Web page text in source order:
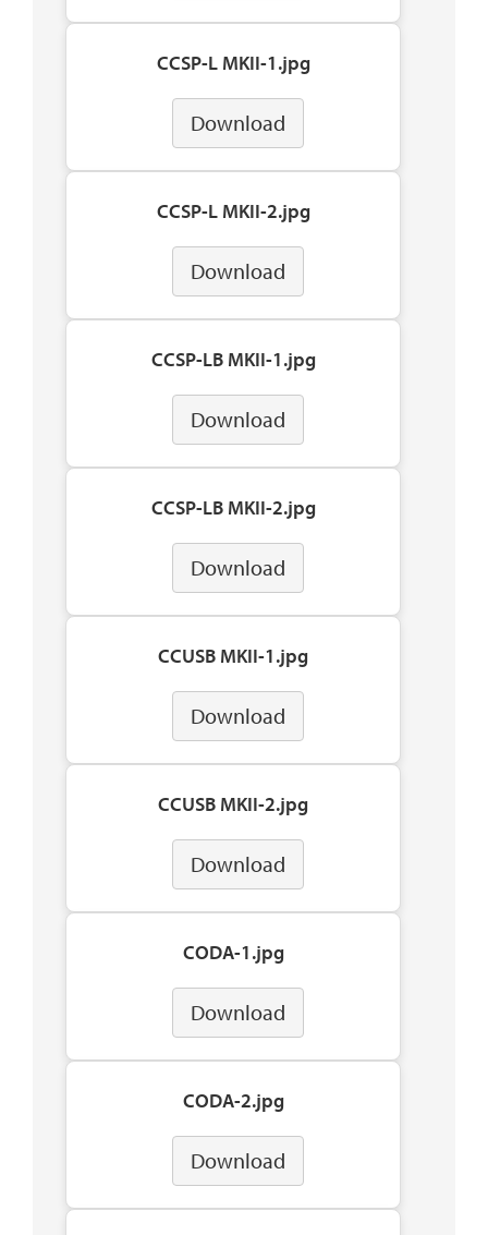
CCSP-L MKII-1.jpg
Download
CCSP-L MKII-2.jpg
Download
CCSP-LB MKII-1.jpg
Download
CCSP-LB MKII-2.jpg
Download
CCUSB MKII-1.jpg
Download
CCUSB MKII-2.jpg
Download
CODA-1.jpg
Download
CODA-2.jpg
Download